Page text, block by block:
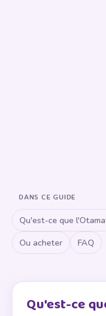
DANS CE GUIDE
Qu'est-ce que
Ou acheter
FAQ
Qu'est-ce